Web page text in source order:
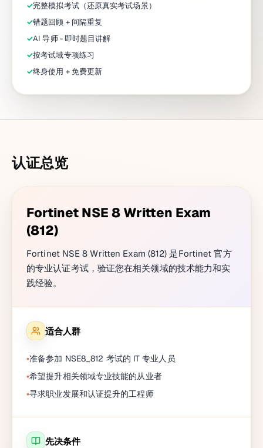
✓完整模拟考试（还原真实考试场景）
✓错题回顾 + 间隔重复
✓AI 导师 - 即时题目讲解
✓按考试域专项练习
✓终身使用 + 免费更新
认证总览
Fortinet NSE 8 Written Exam
(812)
Fortinet NSE 8 Written Exam (812) 是Fortinet 官方
的专业认证考试，验证您在相关领域的技术能力和实
践经验。
适合人群
准备参加 NSE8_812 考试的 IT 专业人员
希望提升相关领域专业技能的从业者
寻求职业发展和认证提升的工程师
先决条件